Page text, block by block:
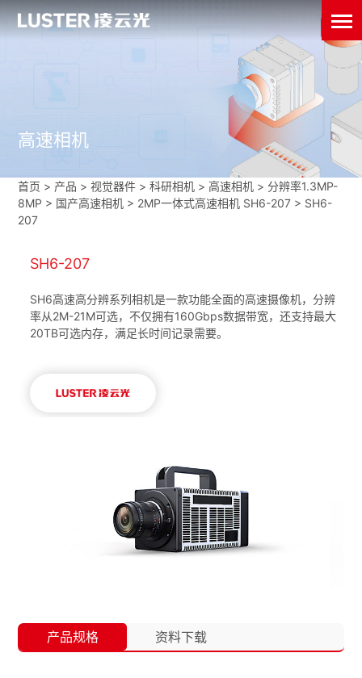
高速相机
首页 > 产品 > 视觉器件 >科研相机 >高速相机 >分辨率1.3MP-
8MP > 国产高速相机 > 2MP一体式高速相机 SH6-207 > SH6-
207
SH6-207
SH6高速高分辨系列相机是一款功能全面的高速摄像机，分辨
率从2M-21M可选，不仅拥有160Gbps数据带宽，还支持最大
20TB可选内存，满足长时间记录需要。
产品规格 资料下载